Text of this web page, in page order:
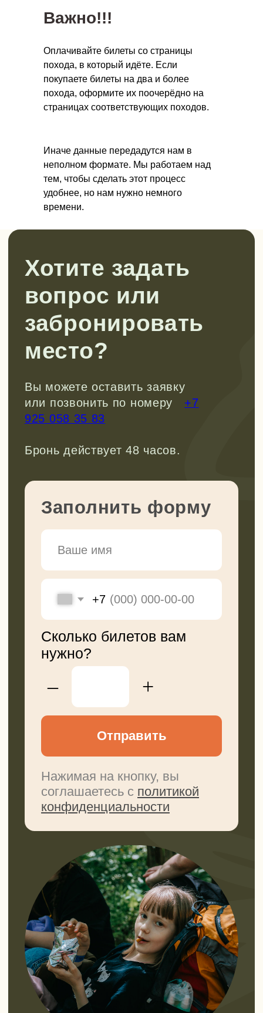
Важно!!!
Оплачивайте билеты со страницы
похода, в который идёте. Если
покупаете билеты на два и более
похода, оформите их поочерёдно на
страницах соответствующих походов.
Иначе данные передадутся нам в
неполном формате. Мы работаем над
тем, чтобы сделать этот процесс
удобнее, но нам нужно немного
времени.
Мы в Rutube
Канал в Max
Смотреть в VK